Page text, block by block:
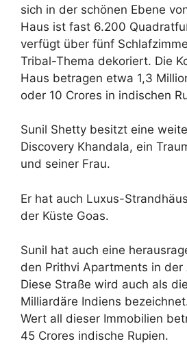
sich in der schönen Ebene
Haus ist fast 6.200
verfügt über fünf
Tribal-Thema dekoriert. Die
Haus betragen etwa 1,3
oder 10 Crores in indischen
Sunil Shetty besitzt eine
Discovery Khandala, ein
und seiner Frau.
Er hat auch Luxus-
der Küste Goas.
Sunil hat auch eine
den Prithvi Apartments in der
Diese Straße wird auch als
Milliardäre Indiens
Wert all dieser Immobilien
45 Crores indische Rupien.